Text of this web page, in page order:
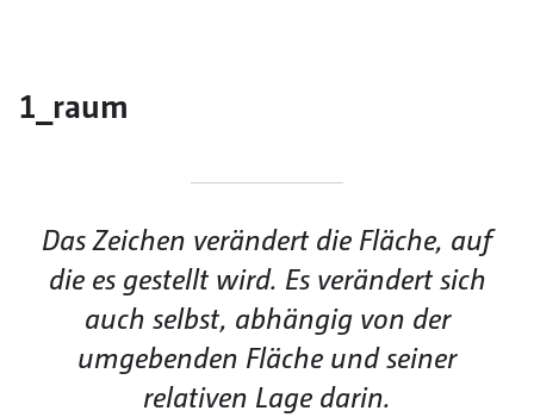
1_raum
Das Zeichen verändert die Fläche, auf
die es gestellt wird. Es verändert sich
auch selbst, abhängig von der
umgebenden Fläche und seiner
relativen Lage darin.